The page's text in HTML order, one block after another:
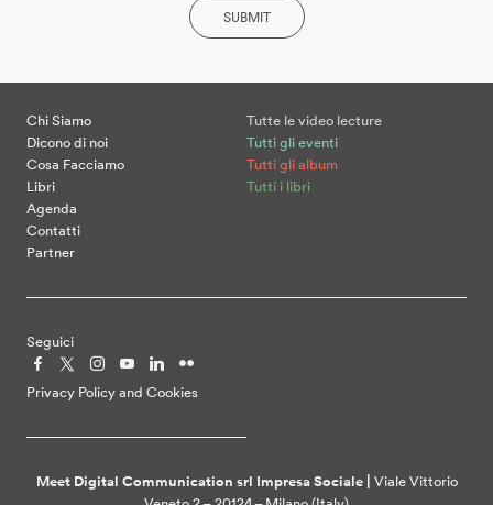
SUBMIT
Chi Siamo
Dicono di noi
Cosa Facciamo
Libri
Agenda
Contatti
Partner
Tutte le video lecture
Tutti gli eventi
Tutti gli album
Tutti i libri
Seguici
Privacy Policy and Cookies
Meet Digital Communication srl Impresa Sociale | Viale Vittorio